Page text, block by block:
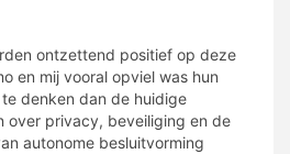
ontzettend positief op deze
en mij vooral opviel was hun
denken dan de huidige
over privacy, beveiliging en de
autonome besluitvorming